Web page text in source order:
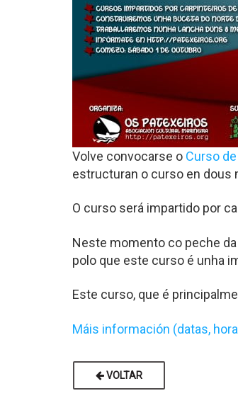
Volve convocarse o Curso
estructuran o curso en dous
O curso será impartido por
Neste momento co peche da
polo que este curso é unha
Este curso, que é
Máis información (datas,
VOLTAR